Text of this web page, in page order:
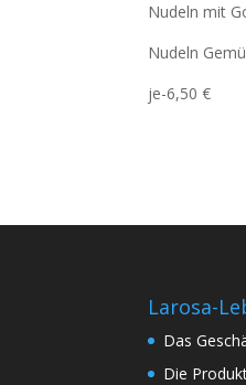
Nudeln mit
Nudeln
je-6,50 €
Larosa-
Das
Die